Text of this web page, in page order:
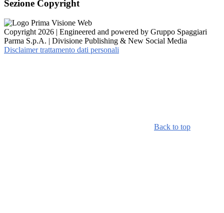
Sezione Copyright
Copyright 2026 | Engineered and powered by Gruppo Spaggiari
Parma S.p.A. | Divisione Publishing & New Social Media
Disclaimer trattamento dati personali
Back to top